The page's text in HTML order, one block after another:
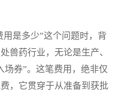
是多少”这个问题时，背
兽药行业，无论是生产、
场券”。这笔费用，绝非仅
，它贯穿于从准备到获批